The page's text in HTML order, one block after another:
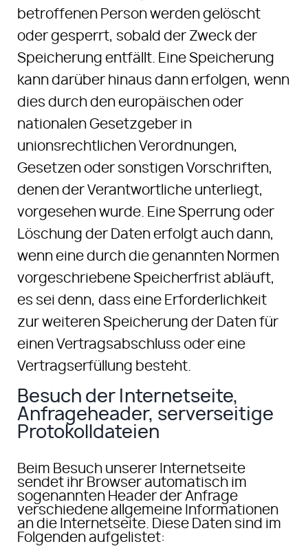
betroffenen Person werden gelöscht
oder gesperrt, sobald der Zweck der
Speicherung entfällt. Eine Speicherung
kann darüber hinaus dann erfolgen, wenn
dies durch den europäischen oder
nationalen Gesetzgeber in
unionsrechtlichen Verordnungen,
Gesetzen oder sonstigen Vorschriften,
denen der Verantwortliche unterliegt,
vorgesehen wurde. Eine Sperrung oder
Löschung der Daten erfolgt auch dann,
wenn eine durch die genannten Normen
vorgeschriebene Speicherfrist abläuft,
es sei denn, dass eine Erforderlichkeit
zur weiteren Speicherung der Daten für
einen Vertragsabschluss oder eine
Vertragserfüllung besteht.
Besuch der Internetseite,
Anfrageheader, serverseitige
Protokolldateien
Beim Besuch unserer Internetseite
sendet ihr Browser automatisch im
sogenannten Header der Anfrage
verschiedene allgemeine Informationen
an die Internetseite. Diese Daten sind im
Folgenden aufgelistet: